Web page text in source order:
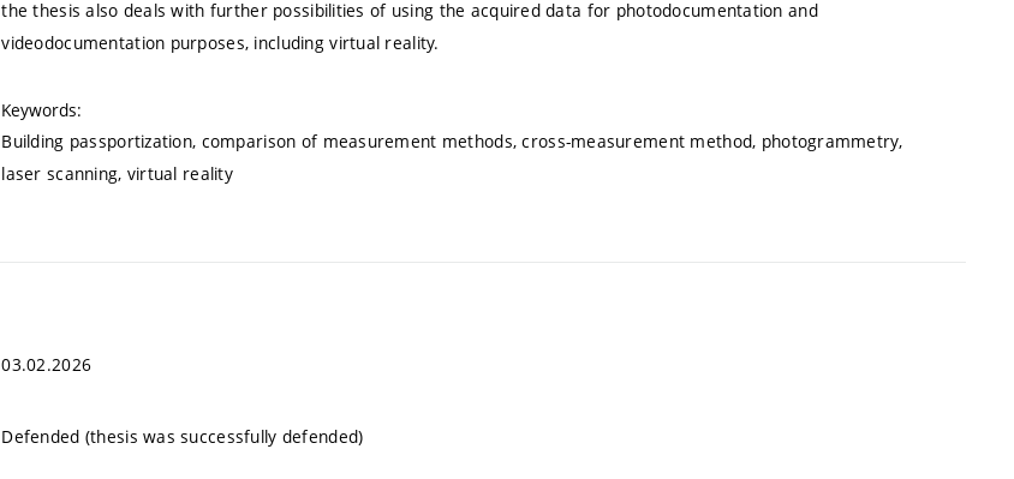
the thesis also deals with further possibilities of using the acquired data for photodocumentation and
videodocumentation purposes, including virtual reality.
Keywords:
Building passportization, comparison of measurement methods, cross-measurement method, photogrammetry,
laser scanning, virtual reality
03.02.2026
Defended (thesis was successfully defended)